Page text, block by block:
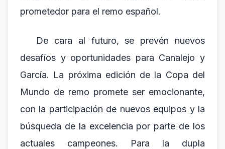
prometedor para el remo español.
De cara al futuro, se prevén nuevos
desafíos y oportunidades para Canalejo y
García. La próxima edición de la Copa del
Mundo de remo promete ser emocionante,
con la participación de nuevos equipos y la
búsqueda de la excelencia por parte de los
actuales campeones. Para la dupla